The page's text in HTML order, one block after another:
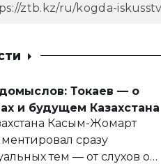
Токаев — о
и будущем Казахстана
Касым-Жомарт
сразу
тем — от слухов о